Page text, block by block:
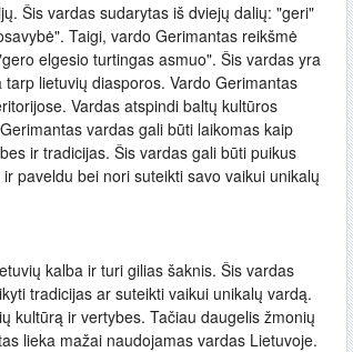
Šis vardas sudarytas iš dviejų dalių: "geri"
Taigi, vardo Gerimantas reikšmė
elgesio turtingas asmuo". Šis vardas yra
lietuvių diasporos. Vardo Gerimantas
Vardas atspindi baltų kultūros
vardas gali būti laikomas kaip
ir tradicijas. Šis vardas gali būti puikus
paveldu bei nori suteikti savo vaikui unikalų
kalba ir turi gilias šaknis. Šis vardas
tradicijas ar suteikti vaikui unikalų vardą.
kultūrą ir vertybes. Tačiau daugelis žmonių
lieka mažai naudojamas vardas Lietuvoje.